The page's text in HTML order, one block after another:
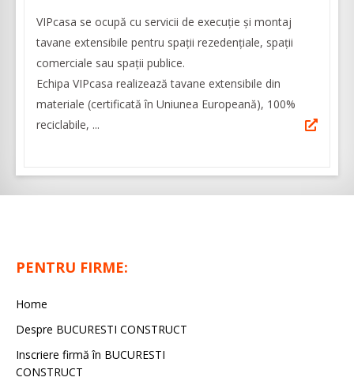
VIPcasa se ocupă cu servicii de execuţie şi montaj
tavane extensibile pentru spații rezedențiale, spații
comerciale sau spații publice.
Echipa VIPcasa realizează tavane extensibile din
materiale (certificată în Uniunea Europeană), 100%
reciclabile, ...
PENTRU FIRME:
Home
Despre BUCURESTI CONSTRUCT
Inscriere firmă în BUCURESTI
CONSTRUCT